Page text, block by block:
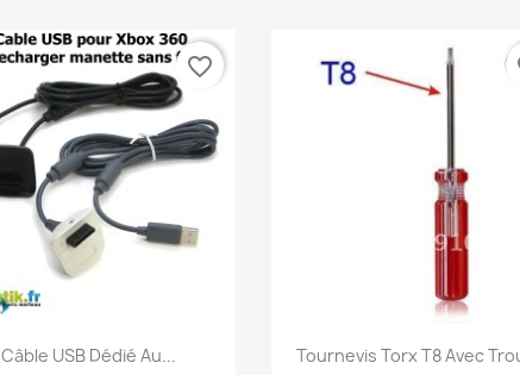
Aperçu rapide
Câble USB Dédié Au...
favorite_border
Aperçu rapide
Tournevis Torx T8 Avec